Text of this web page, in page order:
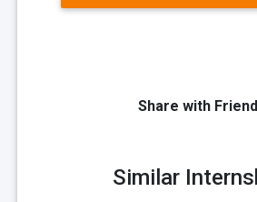
Share with
Similar